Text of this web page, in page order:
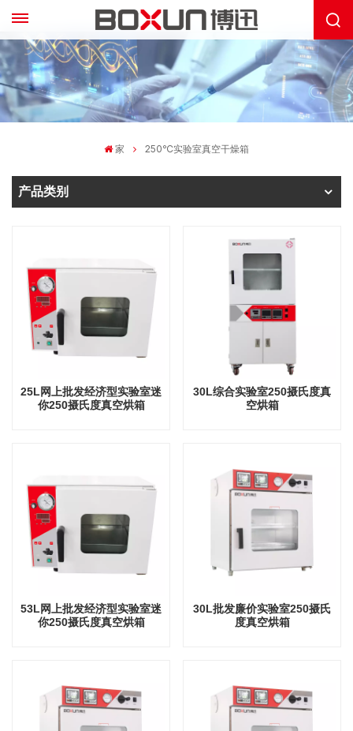
家 250℃实验室真空干燥箱
产品类别
25L网上批发经济型实验室迷
你250摄氏度真空烘箱
30L综合实验室250摄氏度真
空烘箱
53L网上批发经济型实验室迷
你250摄氏度真空烘箱
30L批发廉价实验室250摄氏
度真空烘箱